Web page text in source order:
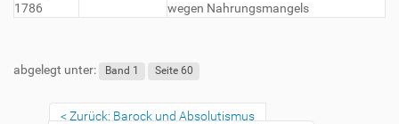
1786
wegen Nahrungsmangels
abgelegt unter: Band 1 Seite 60
Zurück: Barock und Absolutismus